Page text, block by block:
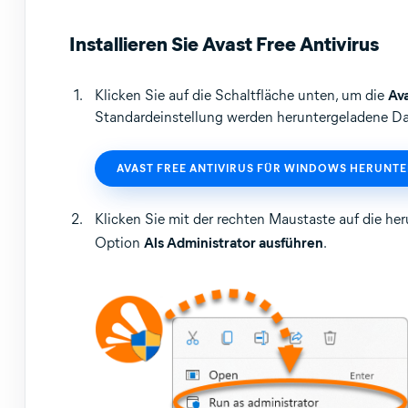
Microsoft Windows 11 Home/Pro/Enterprise/Education
Microsoft Windows 8 Home/Pro/Enterprise/Education
Microsoft Windows 7 Home Basic/Home Premium/
Installieren Sie Avast Free Antivirus
Klicken Sie auf die Schaltfläche unten, um die
Standardeinstellung werden heruntergeladene
AVAST FREE ANTIVIRUS FÜR WINDOWS
Klicken Sie mit der rechten Maustaste auf die
Option Als Administrator ausführen.